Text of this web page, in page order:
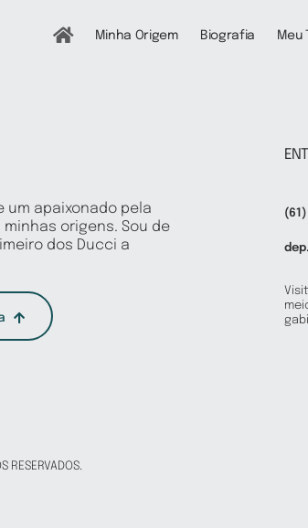
Minha Origem Biografia Meu
um apaixonado pela
origens. Sou de
dos Ducci a
RESERVADOS.